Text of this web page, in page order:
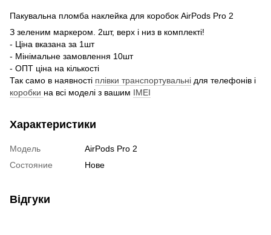
Пакувальна пломба наклейка для коробок AirPods Pro 2
З зеленим маркером. 2шт, верх і низ в комплекті!
- Ціна вказана за 1шт
- Мінімальне замовлення 10шт
- ОПТ ціна на кількості
Так само в наявності плівки транспортувальні для телефонів і
коробки на всі моделі з вашим IMEI
Характеристики
Модель
AirPods Pro 2
Состояние
Нове
Відгуки